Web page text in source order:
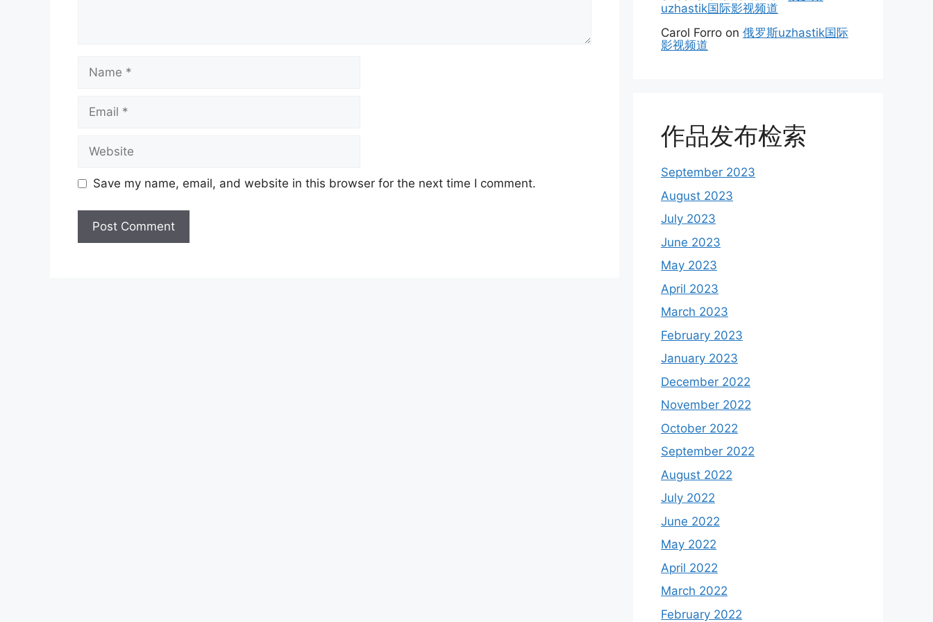
Name
Email
Website
Save my name, email, and website in this browser for the next time I comment.
uzhastik国际影视频道
Carol Forro on 俄罗斯uzhastik国际
影视频道
作品发布检索
September 2023
August 2023
July 2023
June 2023
May 2023
April 2023
March 2023
February 2023
January 2023
December 2022
November 2022
October 2022
September 2022
August 2022
July 2022
June 2022
May 2022
April 2022
March 2022
February 2022